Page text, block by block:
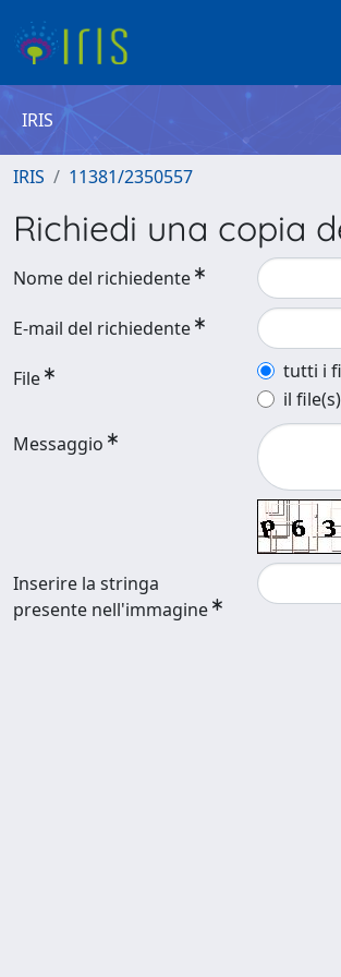
IRIS
IRIS 11381/2350557
Richiedi una copia
Nome del richiedente
E-mail del richiedente
File
tutti i
il
Messaggio
Inserire la stringa
presente nell'immagine